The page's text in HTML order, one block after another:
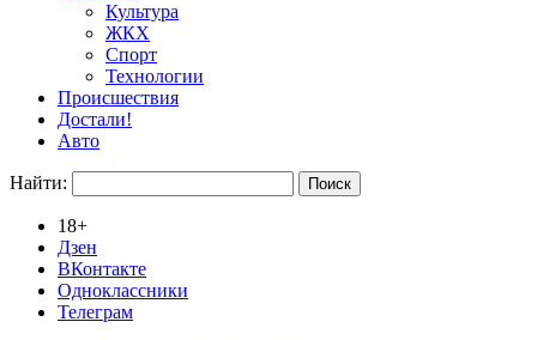
Культура
ЖКХ
Спорт
Технологии
Происшествия
Достали!
Авто
Найти:
18+
Дзен
ВКонтакте
Одноклассники
Телеграм